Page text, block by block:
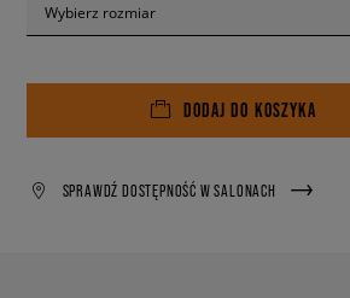
Wybierz rozmiar
DODAJ DO KOSZYKA
SPRAWDŹ DOSTĘPNOŚĆ W SALONACH